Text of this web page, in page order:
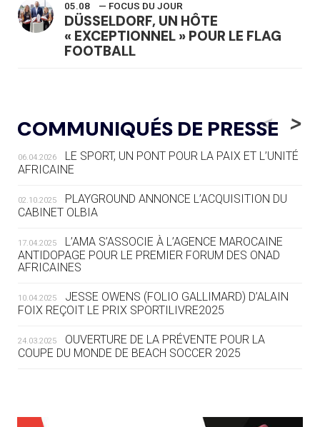
05.08 — FOCUS DU JOUR
DÜSSELDORF, UN HÔTE
« EXCEPTIONNEL » POUR LE FLAG
FOOTBALL
LE RÊVE DE VOIR LA LUGE ALPINE
AUX JO « N'EST PAS FINI »
05.08 — TIR À L'ARC
DES MONDIAUX À BRISBANE SUR LA
ROUTE DES JO 2032
LE VILLAGE OLYMPIQUE DES ARAVIS
SE DESSINE
LE COJOP A TROUVÉ SON VILLAGE
OLYMPIQUE LYONNAIS
04.08 — ALLEMAGNE
COMMUNIQUÉS DE PRESSE
<
06.04.2026
LE SPORT, UN PONT POUR LA PAIX ET L’UNITÉ
AFRICAINE
02.10.2025
PLAYGROUND ANNONCE L’ACQUISITION DU
CABINET OLBIA
17.04.2025
L’AMA S’ASSOCIE À L’AGENCE MAROCAINE
ANTIDOPAGE POUR LE PREMIER FORUM DES ONAD
AFRICAINES
10.04.2025
JESSE OWENS (FOLIO GALLIMARD) D’ALAIN
FOIX REÇOIT LE PRIX SPORTILIVRE2025
24.03.2025
OUVERTURE DE LA PRÉVENTE POUR LA
COUPE DU MONDE DE BEACH SOCCER 2025
>